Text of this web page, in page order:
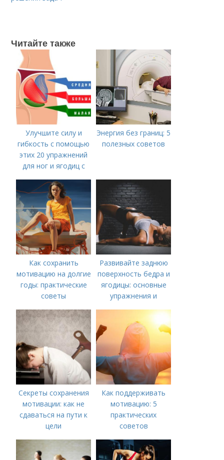
Читайте также
Улучшите силу и
гибкость с помощью
этих 20 упражнений
для ног и ягодиц с
Энергия без границ: 5
полезных советов
Как сохранить
мотивацию на долгие
годы: практические
советы
Развивайте заднюю
поверхность бедра и
ягодицы: основные
упражнения и
Секреты сохранения
мотивации: как не
сдаваться на пути к
цели
Как поддерживать
мотивацию: 5
практических
советов